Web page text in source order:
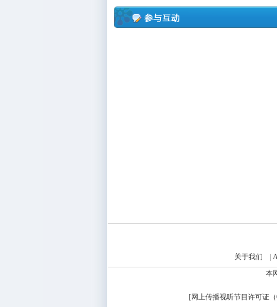
关于我们
本
[网上传播视听节目许可证（